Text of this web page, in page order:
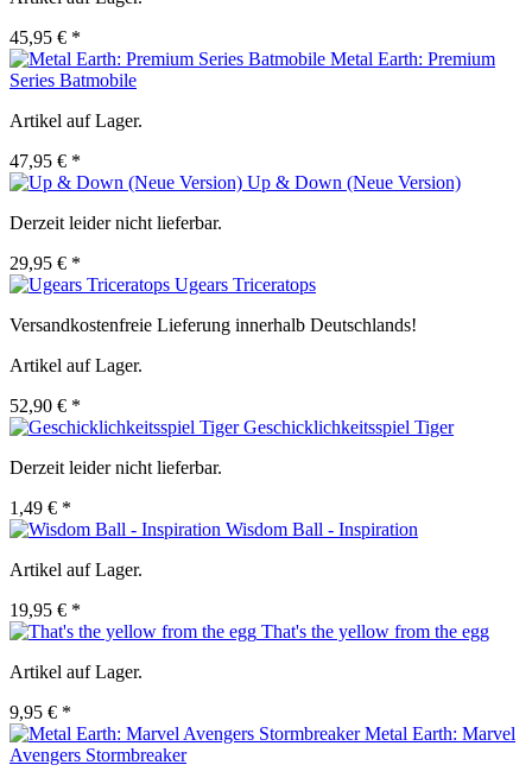
45,95 € *
Metal Earth: Premium
Series Batmobile
Artikel auf Lager.
47,95 € *
Up & Down (Neue Version)
Derzeit leider nicht lieferbar.
29,95 € *
Ugears Triceratops
Versandkostenfreie Lieferung innerhalb Deutschlands!
Artikel auf Lager.
52,90 € *
Geschicklichkeitsspiel Tiger
Derzeit leider nicht lieferbar.
1,49 € *
Wisdom Ball - Inspiration
Artikel auf Lager.
19,95 € *
That's the yellow from the egg
Artikel auf Lager.
9,95 € *
Metal Earth: Marvel
Avengers Stormbreaker